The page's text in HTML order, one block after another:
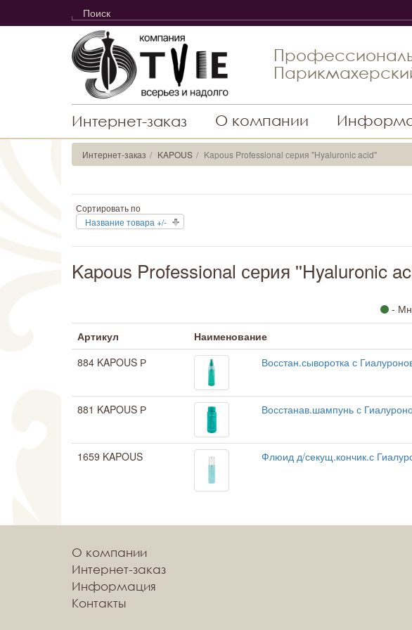
Интернет-заказ О компании
Интернет-заказ KAPOUS Kapous Professional серия ''Hyaluronic acid"
Сортировать по
Название товара +/-
Kapous Professional серия ''Hyaluronic
-
Артикул
Наименование
884 KAPOUS Р
Восстан.сыворотка с
881 KAPOUS Р Восстанав.шампунь с
1659 KAPOUS Флюид д/секущ.кончик.с
О компании
Интернет-заказ
Информация
Контакты